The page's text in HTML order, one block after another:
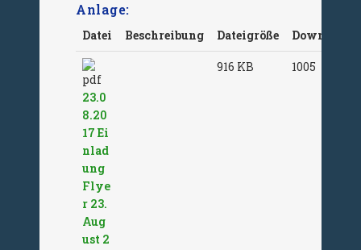
Anlage:
Datei Beschreibung Dateigröße Downloads
23.0
8.20
17 Ei
nlad
ung
Flye
r 23.
Aug
ust 2
916 KB 1005